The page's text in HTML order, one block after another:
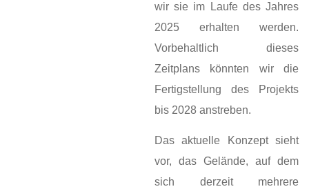
wir sie im Laufe des Jahres
2025 erhalten werden.
Vorbehaltlich dieses
Zeitplans könnten wir die
Fertigstellung des Projekts
bis 2028 anstreben.
Das aktuelle Konzept sieht
vor, das Gelände, auf dem
sich derzeit mehrere